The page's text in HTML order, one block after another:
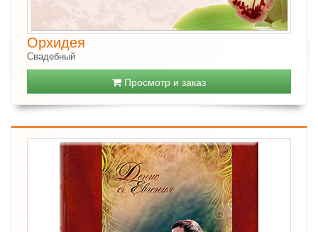
Орхидея
Свадебный
Просмотр и заказ